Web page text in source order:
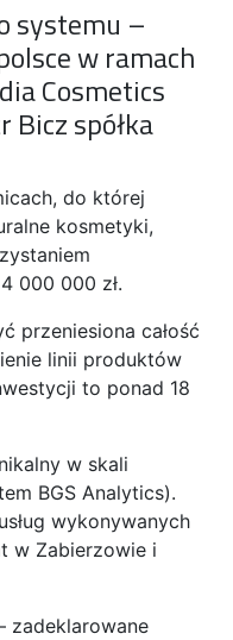
systemu –
w ramach
Cosmetics
Bicz spółka
do której
kosmetyki,
000 000 zł.
przeniesiona całość
linii produktów
to ponad 18
w skali
BGS Analytics).
wykonywanych
w Zabierzowie i
zadeklarowane